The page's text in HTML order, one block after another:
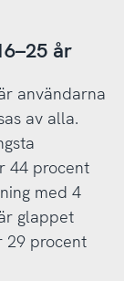
år
användarna
av alla.
44 procent
med 4
glappet
29 procent